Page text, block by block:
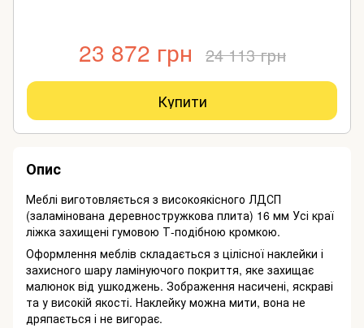
23 872 грн 24 113 грн
Купити
Опис
Меблі виготовляється з високоякісного ЛДСП
(заламінована деревностружкова плита) 16 мм Усі краї
ліжка захищені гумовою Т-подібною кромкою.
Оформлення меблів складається з цілісної наклейки і
захисного шару ламінуючого покриття, яке захищає
малюнок від ушкоджень. Зображення насичені, яскраві
та у високій якості. Наклейку можна мити, вона не
дряпається і не вигорає.